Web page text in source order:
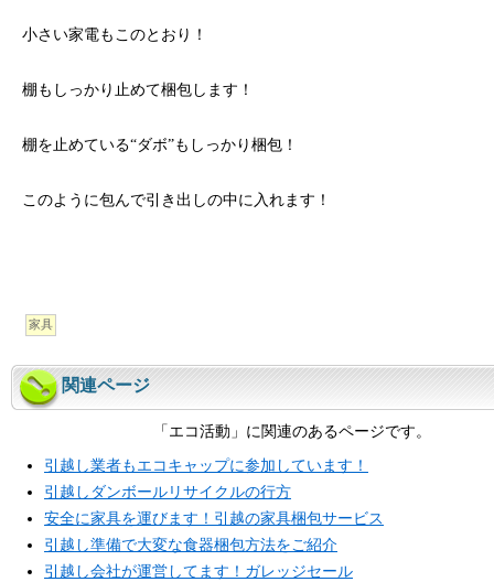
小さい家電もこのとおり！
棚もしっかり止めて梱包します！
棚を止めている“ダボ”もしっかり梱包！
このように包んで引き出しの中に入れます！
家具
関連ページ
「エコ活動」に関連のあるページです。
引越し業者もエコキャップに参加しています！
引越しダンボールリサイクルの行方
安全に家具を運びます！引越の家具梱包サービス
引越し準備で大変な食器梱包方法をご紹介
引越し会社が運営してます！ガレッジセール